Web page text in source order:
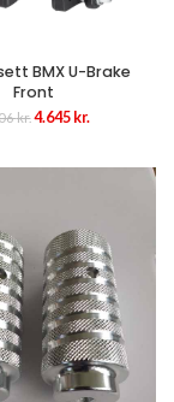
BMX U-Brake
Front
kr.Original
5.806 kr..
4.645 kr.
4.645 kr..